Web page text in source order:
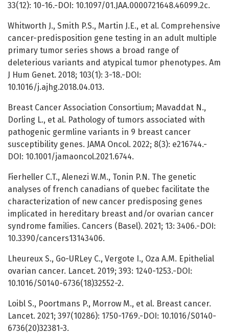
33(12): 10-16.-DOI: 10.1097/01.JAA.0000721648.46099.2c.
Whitworth J., Smith P.S., Martin J.E., et al. Comprehensive
cancer-predisposition gene testing in an adult multiple
primary tumor series shows a broad range of
deleterious variants and atypical tumor phenotypes. Am
J Hum Genet. 2018; 103(1): 3-18.-DOI:
10.1016/j.ajhg.2018.04.013.
Breast Cancer Association Consortium; Mavaddat N.,
Dorling L., et al. Pathology of tumors associated with
pathogenic germline variants in 9 breast cancer
susceptibility genes. JAMA Oncol. 2022; 8(3): e216744.-
DOI: 10.1001/jamaoncol.2021.6744.
Fierheller C.T., Alenezi W.M., Tonin P.N. The genetic
analyses of french canadians of quebec facilitate the
characterization of new cancer predisposing genes
implicated in hereditary breast and/or ovarian cancer
syndrome families. Cancers (Basel). 2021; 13: 3406.-DOI:
10.3390/cancers13143406.
Lheureux S., Go-URLey C., Vergote I., Oza A.M. Epithelial
ovarian cancer. Lancet. 2019; 393: 1240-1253.-DOI:
10.1016/S0140-6736(18)32552-2.
Loibl S., Poortmans P., Morrow M., et al. Breast cancer.
Lancet. 2021; 397(10286): 1750-1769.-DOI: 10.1016/S0140-
6736(20)32381-3.